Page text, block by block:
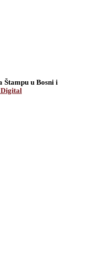
Štampu u Bosni i